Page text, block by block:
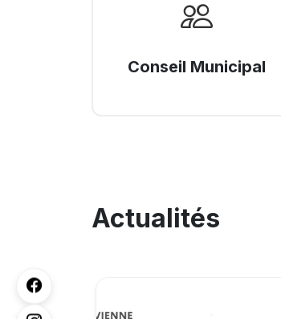
Conseil Municipal
Actualités